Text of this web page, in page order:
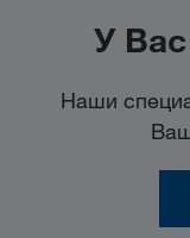
У
Наши